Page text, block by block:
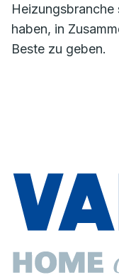
Heizungsbranche
haben, in
Beste zu geben.